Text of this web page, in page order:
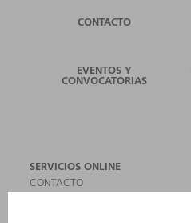
CONTACTO
EVENTOS Y
CONVOCATORIAS
SERVICIOS ONLINE
CONTACTO